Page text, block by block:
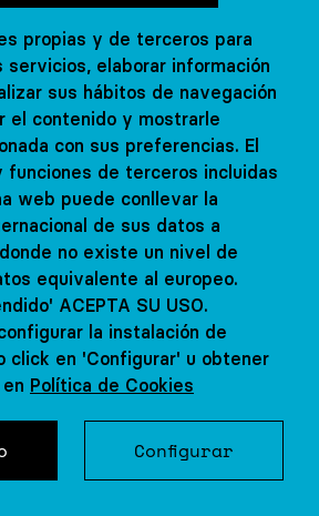
Concertar visita
propias y de terceros para
servicios, elaborar información
sus hábitos de navegación
el contenido y mostrarle
con sus preferencias. El
funciones de terceros incluidas
web puede conllevar la
de sus datos a
no existe un nivel de
equivalente al europeo.
ACEPTA SU USO.
la instalación de
click en 'Configurar' u obtener
Política de Cookies
Configurar